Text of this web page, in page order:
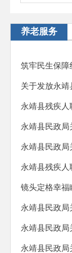
助企纾
基层政
养老服务